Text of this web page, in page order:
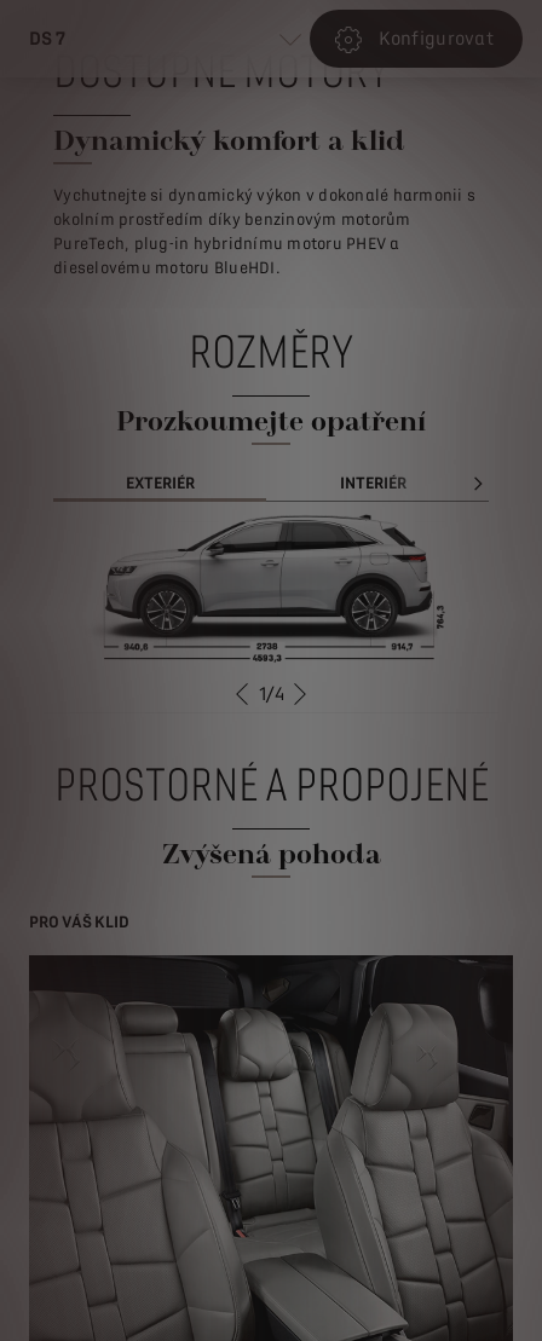
DS 7 Konfigurovat
DOSTUPNÉ MOTORY
Dynamický komfort a klid
Vychutnejte si dynamický výkon v dokonalé harmonii s
okolním prostředím díky benzinovým motorům
PureTech, plug-in hybridnímu motoru PHEV a
dieselovému motoru BlueHDI.
ROZMĚRY
Prozkoumejte opatření
EXTERIÉR INTERIÉR
PŘEDCHOZÍ
1/4 DALŠÍ
PROSTORNÉ A PROPOJENÉ
Zvýšená pohoda
PRO VÁŠ KLID